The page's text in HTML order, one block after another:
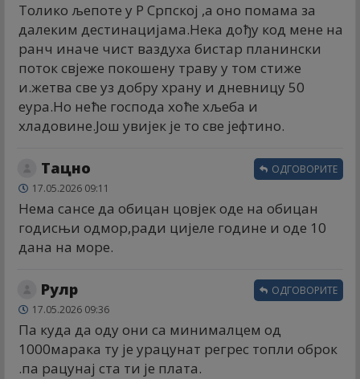
Толико љепоте у Р Српској ,а оно помама за
далеким дестинацијама.Нека дођу код мене на
ранч иначе чист ваздуха бистар планински
поток свјеже покошену траву у том стиже
и.жетва све уз добру храну и дневницу 50
еура.Но неће господа хоће хљеба и
хладовине.Још увијек је то све јефтино.
Тацно
17.05.2026 09:11
Нема сансе да обицан цовјек оде на обицан
годисњи одмор,ради цијеле године и оде 10
дана на море.
ОДГОВОРИТЕ
Рулр
17.05.2026 09:36
Па куда да оду они са минималцем од
1000марака ту је урацунат регрес топли оброк
.па рацунај ста ти је плата.
ОДГОВОРИТЕ